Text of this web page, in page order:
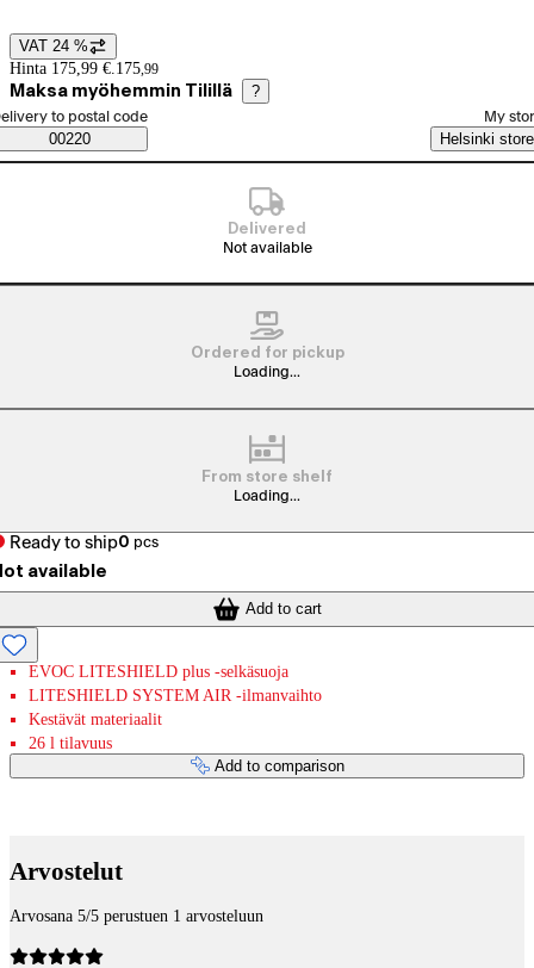
Price details
VAT 24 %
Hinta 175,99 €. 175,99
Maksa myöhemmin Tilillä ?
Saatavuustiedot
order method
to postal code
00220
My
Helsinki store
Delivered
Not available
Ordered for pickup
Loading...
From store shelf
Loading...
Ready to ship0 pcs
available
Add to cart
EVOC LITESHIELD plus -selkäsuoja
LITESHIELD SYSTEM AIR -ilmanvaihto
Kestävät materiaalit
26 l tilavuus
Add to comparison
Arvostelut
Arvosana 5/5 perustuen 1 arvosteluun